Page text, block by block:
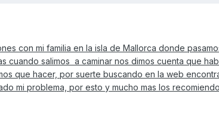
con mi familia en la isla de Mallorca donde
cuando salimos a caminar nos dimos cuenta que
que hacer, por suerte buscando en la web
mi problema, por esto y mucho mas los